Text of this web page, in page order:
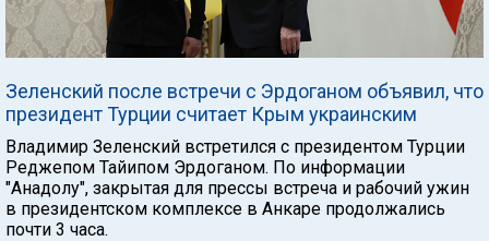
Зеленский после встречи с Эрдоганом объявил, что
президент Турции считает Крым украинским
Владимир Зеленский встретился с президентом Турции
Реджепом Тайипом Эрдоганом. По информации
"Анадолу", закрытая для прессы встреча и рабочий ужин
в президентском комплексе в Анкаре продолжались
почти 3 часа.